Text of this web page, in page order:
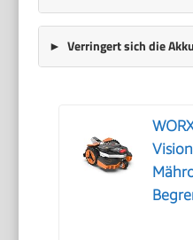
Verringert sich die